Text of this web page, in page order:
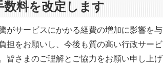
料を改定します
がサービスにかかる経費の増加に影響を与
担をお願いし、今後も質の高い行政サービ
皆さまのご理解とご協力をお願い申し上げ